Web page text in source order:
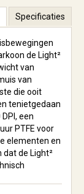
Specificaties
de Light²
van
van
die ooit
tenietgedaan
een
PTFE voor
elementen en
dat de Light²